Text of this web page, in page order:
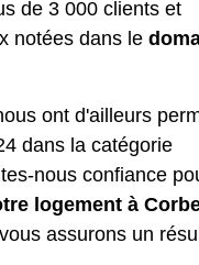
de 3 000 clients et
notées dans le
ont d'ailleurs
dans la catégorie
nous confiance
logement à
assurons un